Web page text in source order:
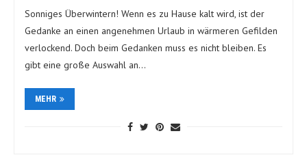
Sonniges Überwintern! Wenn es zu Hause kalt wird, ist der
Gedanke an einen angenehmen Urlaub in wärmeren Gefilden
verlockend. Doch beim Gedanken muss es nicht bleiben. Es
gibt eine große Auswahl an…
MEHR